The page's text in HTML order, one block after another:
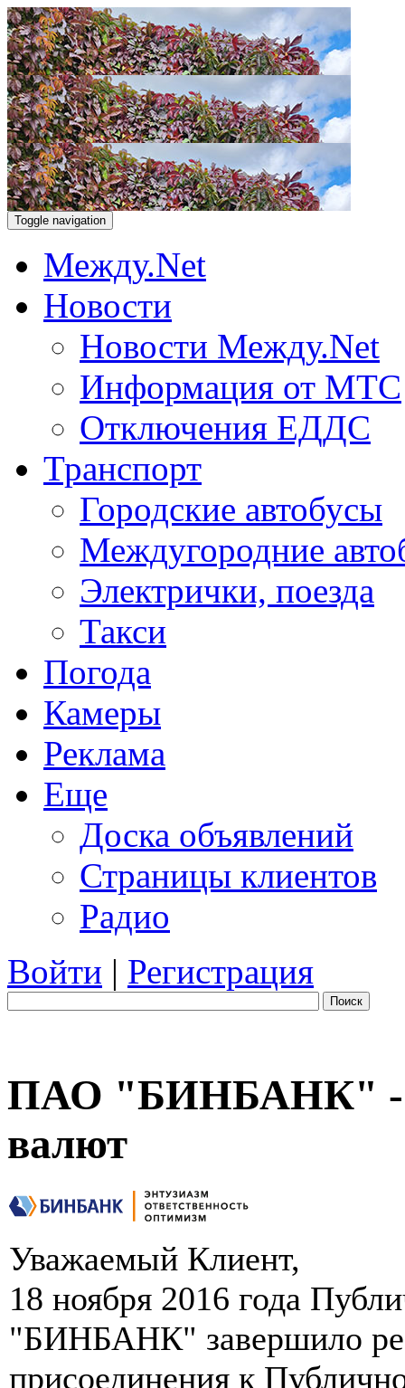
Toggle navigation
Между.Net
Новости
Новости Между.Net
Информация от МТС
Отключения ЕДДС
Транспорт
Городские автобусы
Междугородние
Электрички, поезда
Такси
Погода
Камеры
Реклама
Еще
Доска объявлений
Страницы клиентов
Радио
Войти | Регистрация
Поиск
ПАО "БИНБАНК" -
валют
Уважаемый Клиент,
18 ноября 2016 года
"БИНБАНК" завершило
присоединения к